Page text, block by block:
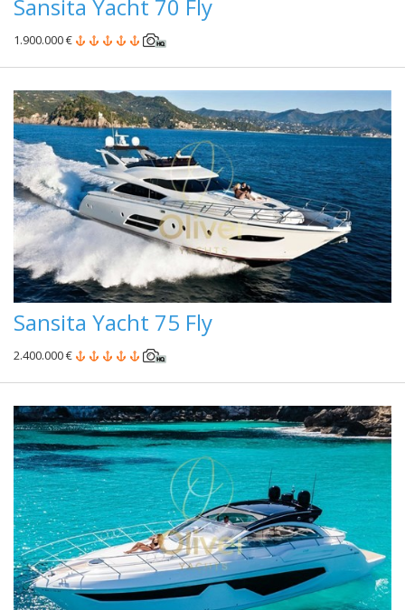
Sansita Yacht 70 Fly
1.900.000 €
Sansita Yacht 75 Fly
2.400.000 €